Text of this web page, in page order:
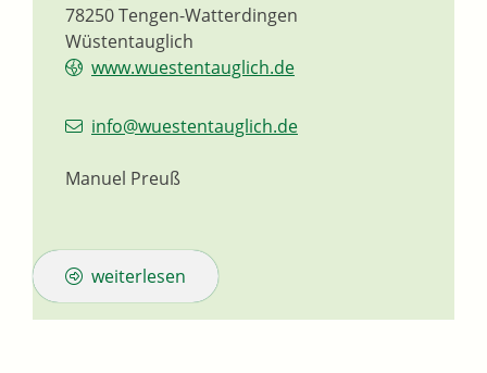
Wüstentauglich
78250Tengen-Watterdingen
www.wuestentauglich.de
info@wuestentauglich.de
Manuel Preuß
weiterlesen